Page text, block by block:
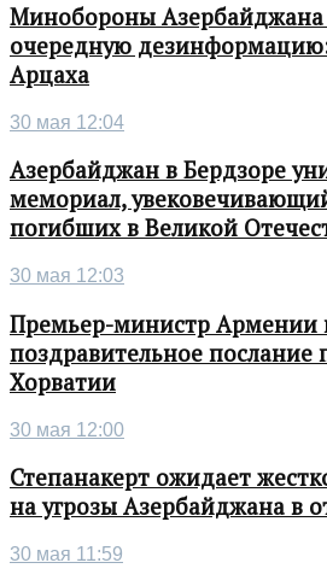
Минобороны Азербайджана
очередную
Арцаха
30 мая 12:04
Азербайджан в Бердзоре
мемориал,
погибших в Великой
30 мая 12:03
Премьер-министр Армении
поздравительное
Хорватии
30 мая 12:00
Степанакерт ожидает
на угрозы Азербайджана в
30 мая 11:59